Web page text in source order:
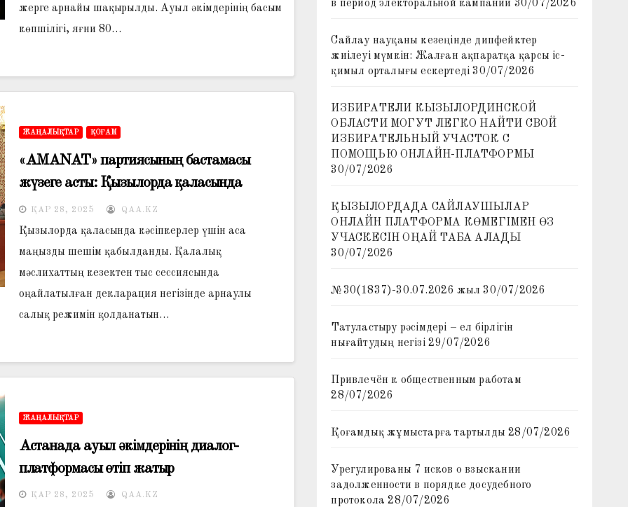
жерге арнайы шақырылды. Ауыл әкімдерінің басым
көпшілігі, яғни 80…
ЖАҢАЛЫҚТАР ҚОҒАМ
«AMANAT» партиясының бастамасы
жүзеге асты: Қызылорда қаласында
бизнеске салынатын салық мөлшерлемесі
төмендеді
ҚАР 28, 2025 QAA.KZ
Қызылорда қаласында кәсіпкерлер үшін аса
маңызды шешім қабылданды. Қалалық
мәслихаттың кезектен тыс сессиясында
оңайлатылған декларация негізінде арнаулы
салық режимін қолданатын…
ЖАҢАЛЫҚТАР
Астанада ауыл әкімдерінің диалог-
платформасы өтіп жатыр
ҚАР 28, 2025 QAA.KZ
в период электоральной кампании 30/07/2026
Сайлау науқаны кезеңінде дипфейктер
жиілеуі мүмкін: Жалған ақпаратқа қарсы іс-
қимыл орталығы ескертеді 30/07/2026
ИЗБИРАТЕЛИ КЫЗЫЛОРДИНСКОЙ
ОБЛАСТИ МОГУТ ЛЕГКО НАЙТИ СВОЙ
ИЗБИРАТЕЛЬНЫЙ УЧАСТОК С
ПОМОЩЬЮ ОНЛАЙН-ПЛАТФОРМЫ
30/07/2026
ҚЫЗЫЛОРДАДА САЙЛАУШЫЛАР
ОНЛАЙН ПЛАТФОРМА КӨМЕГІМЕН ӨЗ
УЧАСКЕСІН ОҢАЙ ТАБА АЛАДЫ
30/07/2026
№30(1837)-30.07.2026 жыл 30/07/2026
Татуластыру рәсімдері – ел бірлігін
нығайтудың негізі 29/07/2026
Привлечён к общественным работам
28/07/2026
Қоғамдық жұмыстарға тартылды 28/07/2026
Урегулированы 7 исков о взыскании
задолженности в порядке досудебного
протокола 28/07/2026